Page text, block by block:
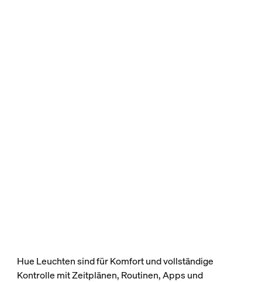
Hue Leuchten sind für Komfort und vollständige
Kontrolle mit Zeitplänen, Routinen, Apps und